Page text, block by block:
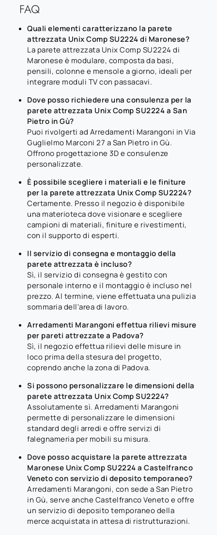
FAQ
Quali elementi caratterizzano la parete
attrezzata Unix Comp SU2224 di Maronese?
La parete attrezzata Unix Comp SU2224 di
Maronese è modulare, composta da basi,
pensili, colonne e mensole a giorno, ideali per
integrare moduli TV con passacavi.
Dove posso richiedere una consulenza per la
parete attrezzata Unix Comp SU2224 a San
Pietro in Gù?
Puoi rivolgerti ad Arredamenti Marangoni in Via
Guglielmo Marconi 27 a San Pietro in Gù.
Offrono progettazione 3D e consulenze
personalizzate.
È possibile scegliere i materiali e le finiture
per la parete attrezzata Unix Comp SU2224?
Certamente. Presso il negozio è disponibile
una materioteca dove visionare e scegliere
campioni di materiali, finiture e rivestimenti,
con il supporto di esperti.
Il servizio di consegna e montaggio della
parete attrezzata è incluso?
Sì, il servizio di consegna è gestito con
personale interno e il montaggio è incluso nel
prezzo. Al termine, viene effettuata una pulizia
sommaria dell'area di lavoro.
Arredamenti Marangoni effettua rilievi misure
per pareti attrezzate a Padova?
Sì, il negozio effettua rilievi delle misure in
loco prima della stesura del progetto,
coprendo anche la zona di Padova.
Si possono personalizzare le dimensioni della
parete attrezzata Unix Comp SU2224?
Assolutamente sì. Arredamenti Marangoni
permette di personalizzare le dimensioni
standard degli arredi e offre servizi di
falegnameria per mobili su misura.
Dove posso acquistare la parete attrezzata
Maronese Unix Comp SU2224 a Castelfranco
Veneto con servizio di deposito temporaneo?
Arredamenti Marangoni, con sede a San Pietro
in Gù, serve anche Castelfranco Veneto e offre
un servizio di deposito temporaneo della
merce acquistata in attesa di ristrutturazioni.